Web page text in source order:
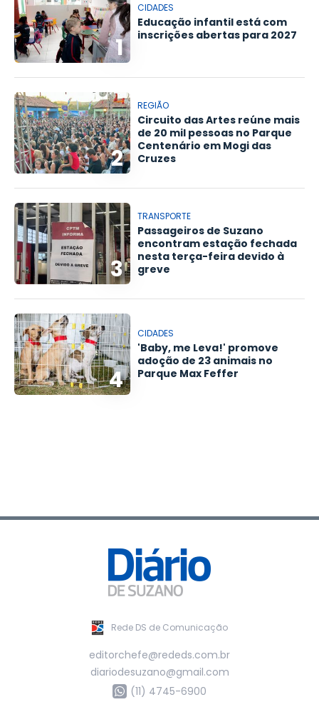
1
CIDADES
Educação infantil está com
inscrições abertas para 2027
2
REGIÃO
Circuito das Artes reúne mais
de 20 mil pessoas no Parque
Centenário em Mogi das
Cruzes
3
TRANSPORTE
Passageiros de Suzano
encontram estação fechada
nesta terça-feira devido à
greve
4
CIDADES
'Baby, me Leva!' promove
adoção de 23 animais no
Parque Max Feffer
Rede DS de Comunicação
editorchefe@rededs.com.br
diariodesuzano@gmail.com
(11) 4745-6900